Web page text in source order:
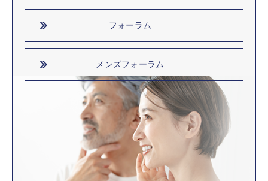
フォーラム
メンズフォーラム